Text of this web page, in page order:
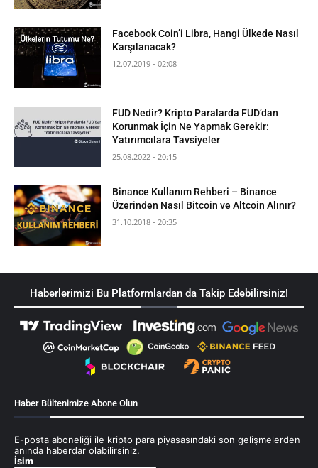
Facebook Coin’i Libra, Hangi Ülkede Nasıl
Karşılanacak?
12.07.2019 - 02:08
FUD Nedir? Kripto Paralarda FUD’dan
Korunmak İçin Ne Yapmak Gerekir:
Yatırımcılara Tavsiyeler
25.08.2022 - 20:15
Binance Kullanım Rehberi – Binance
Üzerinden Nasıl Bitcoin ve Altcoin Alınır?
31.10.2018 - 20:35
Haberlerimizi Bu Platformlardan da Takip Edebilirsiniz!
Haber Bültenimize Abone Olun
E-posta aboneliği ile kripto para piyasasındaki son gelişmelerden
anında haberdar olabilirsiniz.
İsim